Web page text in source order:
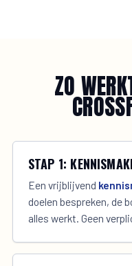
ZO
STAP 1:
Een vrijblijvend
doelen bespreken, de
alles werkt. Geen